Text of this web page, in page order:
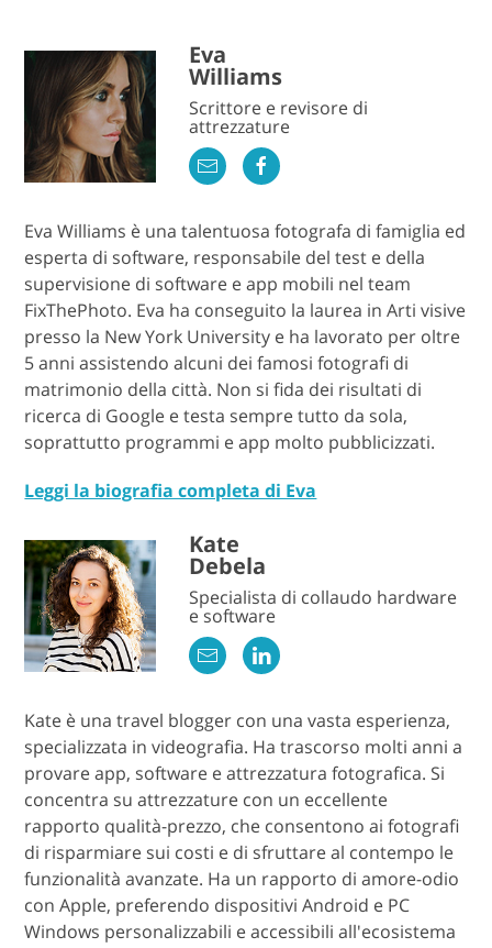
Eva
Williams
Scrittore e revisore di
attrezzature
Eva Williams è una talentuosa fotografa di famiglia ed
esperta di software, responsabile del test e della
supervisione di software e app mobili nel team
FixThePhoto. Eva ha conseguito la laurea in Arti visive
presso la New York University e ha lavorato per oltre
5 anni assistendo alcuni dei famosi fotografi di
matrimonio della città. Non si fida dei risultati di
ricerca di Google e testa sempre tutto da sola,
soprattutto programmi e app molto pubblicizzati.
Leggi la biografia completa di Eva
Kate
Debela
Specialista di collaudo hardware
e software
Kate è una travel blogger con una vasta esperienza,
specializzata in videografia. Ha trascorso molti anni a
provare app, software e attrezzatura fotografica. Si
concentra su attrezzature con un eccellente
rapporto qualità-prezzo, che consentono ai fotografi
di risparmiare sui costi e di sfruttare al contempo le
funzionalità avanzate. Ha un rapporto di amore-odio
con Apple, preferendo dispositivi Android e PC
Windows personalizzabili e accessibili all'ecosistema